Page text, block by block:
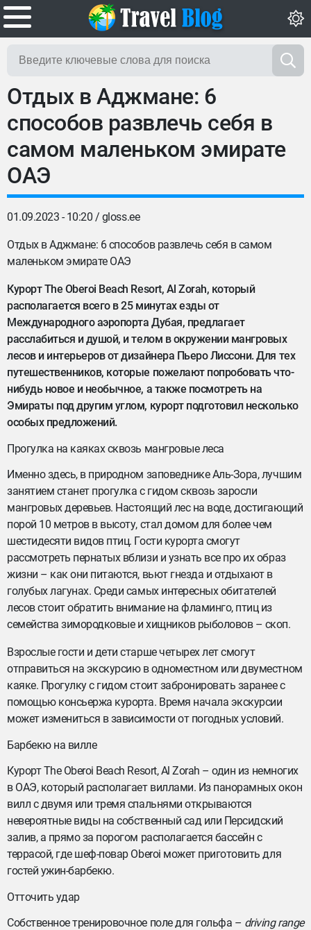
Отдых в Аджмане: 6
способов развлечь себя в
самом маленьком эмирате
ОАЭ
01.09.2023 - 10:20 / gloss.ee
Отдых в Аджмане: 6 способов развлечь себя в самом
маленьком эмирате ОАЭ
Курорт The Oberoi Beach Resort, Al Zorah, который
располагается всего в 25 минутах езды от
Международного аэропорта Дубая, предлагает
расслабиться и душой, и телом в окружении мангровых
лесов и интерьеров от дизайнера Пьеро Лиссони. Для тех
путешественников, которые пожелают попробовать что-
нибудь новое и необычное, а также посмотреть на
Эмираты под другим углом, курорт подготовил несколько
особых предложений.
Прогулка на каяках сквозь мангровые леса
Именно здесь, в природном заповеднике Аль-Зора, лучшим
занятием станет прогулка с гидом сквозь заросли
мангровых деревьев. Настоящий лес на воде, достигающий
порой 10 метров в высоту, стал домом для более чем
шестидесяти видов птиц. Гости курорта смогут
рассмотреть пернатых вблизи и узнать все про их образ
жизни – как они питаются, вьют гнезда и отдыхают в
голубых лагунах. Среди самых интересных обитателей
лесов стоит обратить внимание на фламинго, птиц из
семейства зимородковые и хищников рыболовов – скоп.
Взрослые гости и дети старше четырех лет смогут
отправиться на экскурсию в одноместном или двуместном
каяке. Прогулку с гидом стоит забронировать заранее с
помощью консьержа курорта. Время начала экскурсии
может измениться в зависимости от погодных условий.
Барбекю на вилле
Курорт The Oberoi Beach Resort, Al Zorah – один из немногих
в ОАЭ, который располагает виллами. Из панорамных окон
вилл с двумя или тремя спальнями открываются
невероятные виды на собственный сад или Персидский
залив, а прямо за порогом располагается бассейн с
террасой, где шеф-повар Oberoi может приготовить для
гостей ужин-барбекю.
Отточить удар
Собственное тренировочное поле для гольфа – driving range